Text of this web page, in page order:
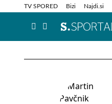
TV SPORED Bizi Najdi.si
Info in obvestila